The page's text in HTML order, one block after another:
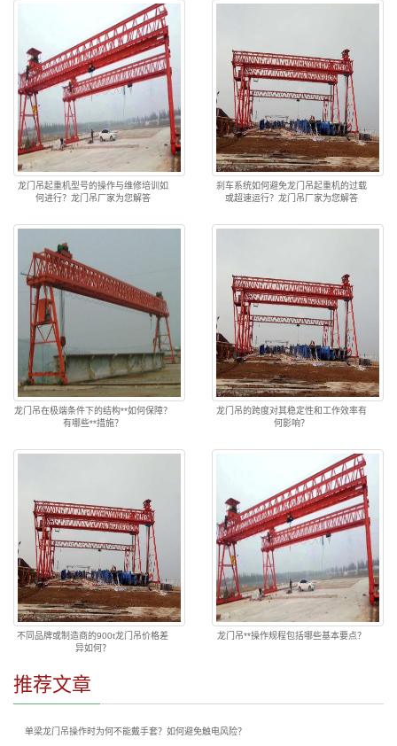
龙门吊起重机型号的操作与维修培训如
何进行？龙门吊厂家为您解答
刹车系统如何避免龙门吊起重机的过载
或超速运行？龙门吊厂家为您解答
龙门吊在极端条件下的结构**如何保障？
有哪些**措施？
龙门吊的跨度对其稳定性和工作效率有
何影响？
不同品牌或制造商的900t龙门吊价格差
异如何？
龙门吊**操作规程包括哪些基本要点？
推荐文章
单梁龙门吊操作时为何不能戴手套？如何避免触电风险？